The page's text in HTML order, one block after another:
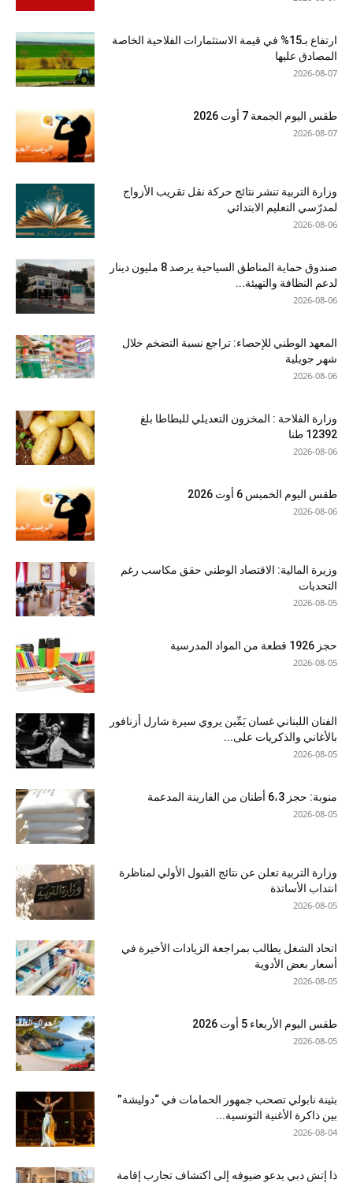
ارتفاع بـ15% في قيمة الاستثمارات الفلاحية الخاصة
المصادق عليها
2026-08-07
طقس اليوم الجمعة 7 أوت 2026
2026-08-07
وزارة التربية تنشر نتائج حركة نقل تقريب الأزواج
لمدرّسي التعليم الابتدائي
2026-08-06
صندوق حماية المناطق السياحية يرصد 8 مليون دينار
لدعم النظافة والتهيئة...
2026-08-06
المعهد الوطني للإحصاء: تراجع نسبة التضخم خلال
شهر جويلية
2026-08-06
وزارة الفلاحة : المخزون التعديلي للبطاطا بلغ
12392 طنا
2026-08-06
طقس اليوم الخميس 6 أوت 2026
2026-08-06
وزيرة المالية: الاقتصاد الوطني حقق مكاسب رغم
التحديات
2026-08-05
حجز 1926 قطعة من المواد المدرسية
2026-08-05
الفنان اللبناني غسان يَمِّين يروي سيرة شارل أزنافور
بالأغاني والذكريات على...
2026-08-05
منوبة: حجز 6،3 أطنان من الفارينة المدعمة
2026-08-05
وزارة التربية تعلن عن نتائج القبول الأولي لمناظرة
انتداب الأساتذة
2026-08-05
اتحاد الشغل يطالب بمراجعة الزيادات الأخيرة في
أسعار بعض الأدوية
2026-08-05
طقس اليوم الأربعاء 5 أوت 2026
2026-08-05
بثينة نابولي تصحب جمهور الحمامات في “دوليشة”
بين ذاكرة الأغنية التونسية...
2026-08-04
ذا إتش دبي يدعو ضيوفه إلى اكتشاف تجارب إقامة